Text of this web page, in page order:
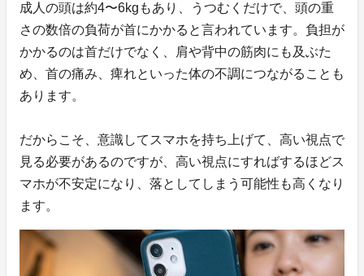
成人の頭は約4〜6kgもあり、うつむくだけで、頭の重
さの数倍の負荷が首にかかると言われています。負担が
かかるのは首だけでなく、肩や背中の筋肉にも及ぶた
め、首の痛み、痺れといった体の不調につながることも
あります。
だからこそ、意識してスマホを持ち上げて、高い視点で
見る必要があるのですが、高い視点にすればするほどス
マホが不安定になり、落としてしまう可能性も高くなり
ます。